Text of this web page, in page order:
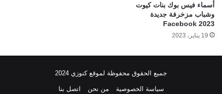
أسماء فيس بوك بنات كيوت
وشباب مزخرفة جديدة
Facebook 2023
19 يناير، 2023
جميع الحقوق محفوظة لموقع كنوزي 2024
سياسة الخصوصية من نحن اتصل بنا